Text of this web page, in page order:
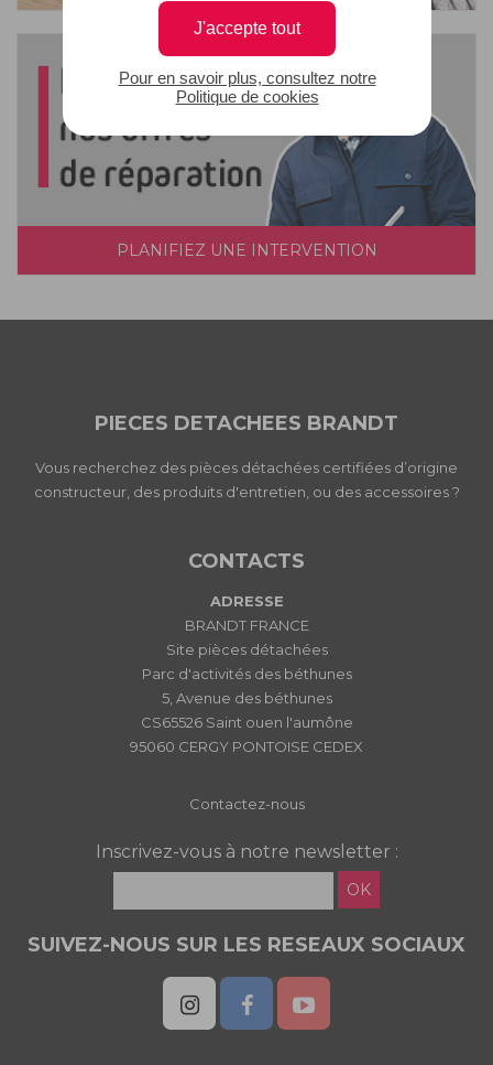
J'accepte tout
Pour en savoir plus, consultez notre
Politique de cookies
PLANIFIEZ UNE INTERVENTION
PIECES DETACHEES BRANDT
Vous recherchez des pièces détachées certifiées d’origine
constructeur, des produits d'entretien, ou des accessoires ?
CONTACTS
ADRESSE
BRANDT FRANCE
Site pièces détachées
Parc d'activités des béthunes
5, Avenue des béthunes
CS65526 Saint ouen l'aumône
95060 CERGY PONTOISE CEDEX
Contactez-nous
Inscrivez-vous à notre newsletter :
OK
SUIVEZ-NOUS SUR LES RESEAUX SOCIAUX